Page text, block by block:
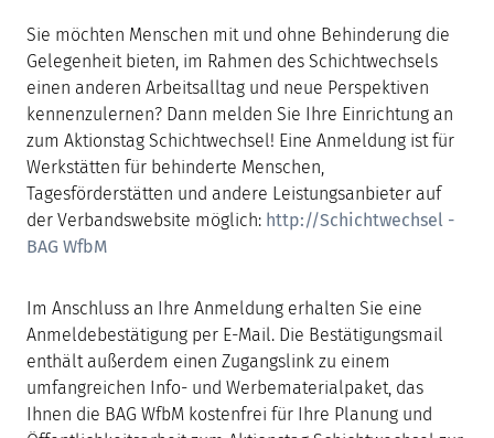
Sie möchten Menschen mit und ohne Behinderung die
Gelegenheit bieten, im Rahmen des Schichtwechsels
einen anderen Arbeitsalltag und neue Perspektiven
kennenzulernen? Dann melden Sie Ihre Einrichtung an
zum Aktionstag Schichtwechsel! Eine Anmeldung ist für
Werkstätten für behinderte Menschen,
Tagesförderstätten und andere Leistungsanbieter auf
der Verbandswebsite möglich: http://Schichtwechsel -
BAG WfbM
Im Anschluss an Ihre Anmeldung erhalten Sie eine
Anmeldebestätigung per E-Mail. Die Bestätigungsmail
enthält außerdem einen Zugangslink zu einem
umfangreichen Info- und Werbematerialpaket, das
Ihnen die BAG WfbM kostenfrei für Ihre Planung und